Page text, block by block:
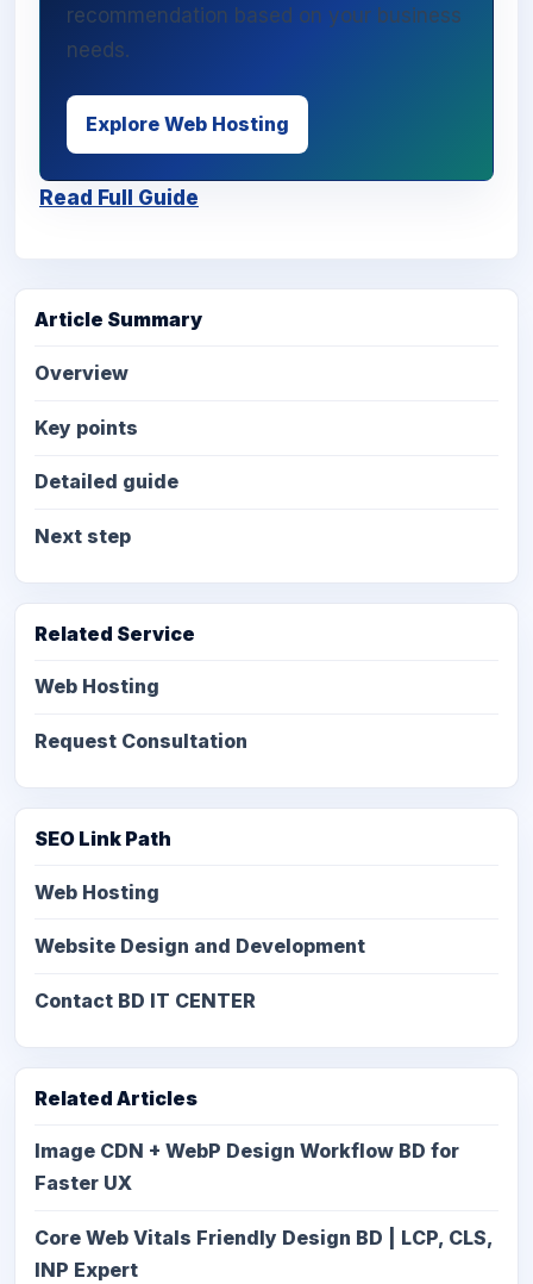
recommendation based on your business
needs.
Explore Web Hosting
Read Full Guide
Article Summary
Overview
Key points
Detailed guide
Next step
Related Service
Web Hosting
Request Consultation
SEO Link Path
Web Hosting
Website Design and Development
Contact BD IT CENTER
Related Articles
Image CDN + WebP Design Workflow BD for
Faster UX
Core Web Vitals Friendly Design BD | LCP, CLS,
INP Expert